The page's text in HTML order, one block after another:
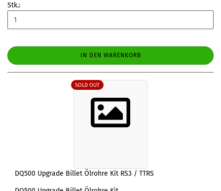
Stk.:
IN DEN WARENKORB
SOLD OUT
DQ500 Upgrade Billet Ölrohre Kit RS3 / TTRS